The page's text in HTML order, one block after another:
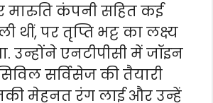
मारुति कंपनी सहित कई
थीं, पर तृप्ति भट्ट का लक्ष्य
उन्होंने एनटीपीसी में जॉइन
सर्विसेज की तैयारी
मेहनत रंग लाई और उन्हें